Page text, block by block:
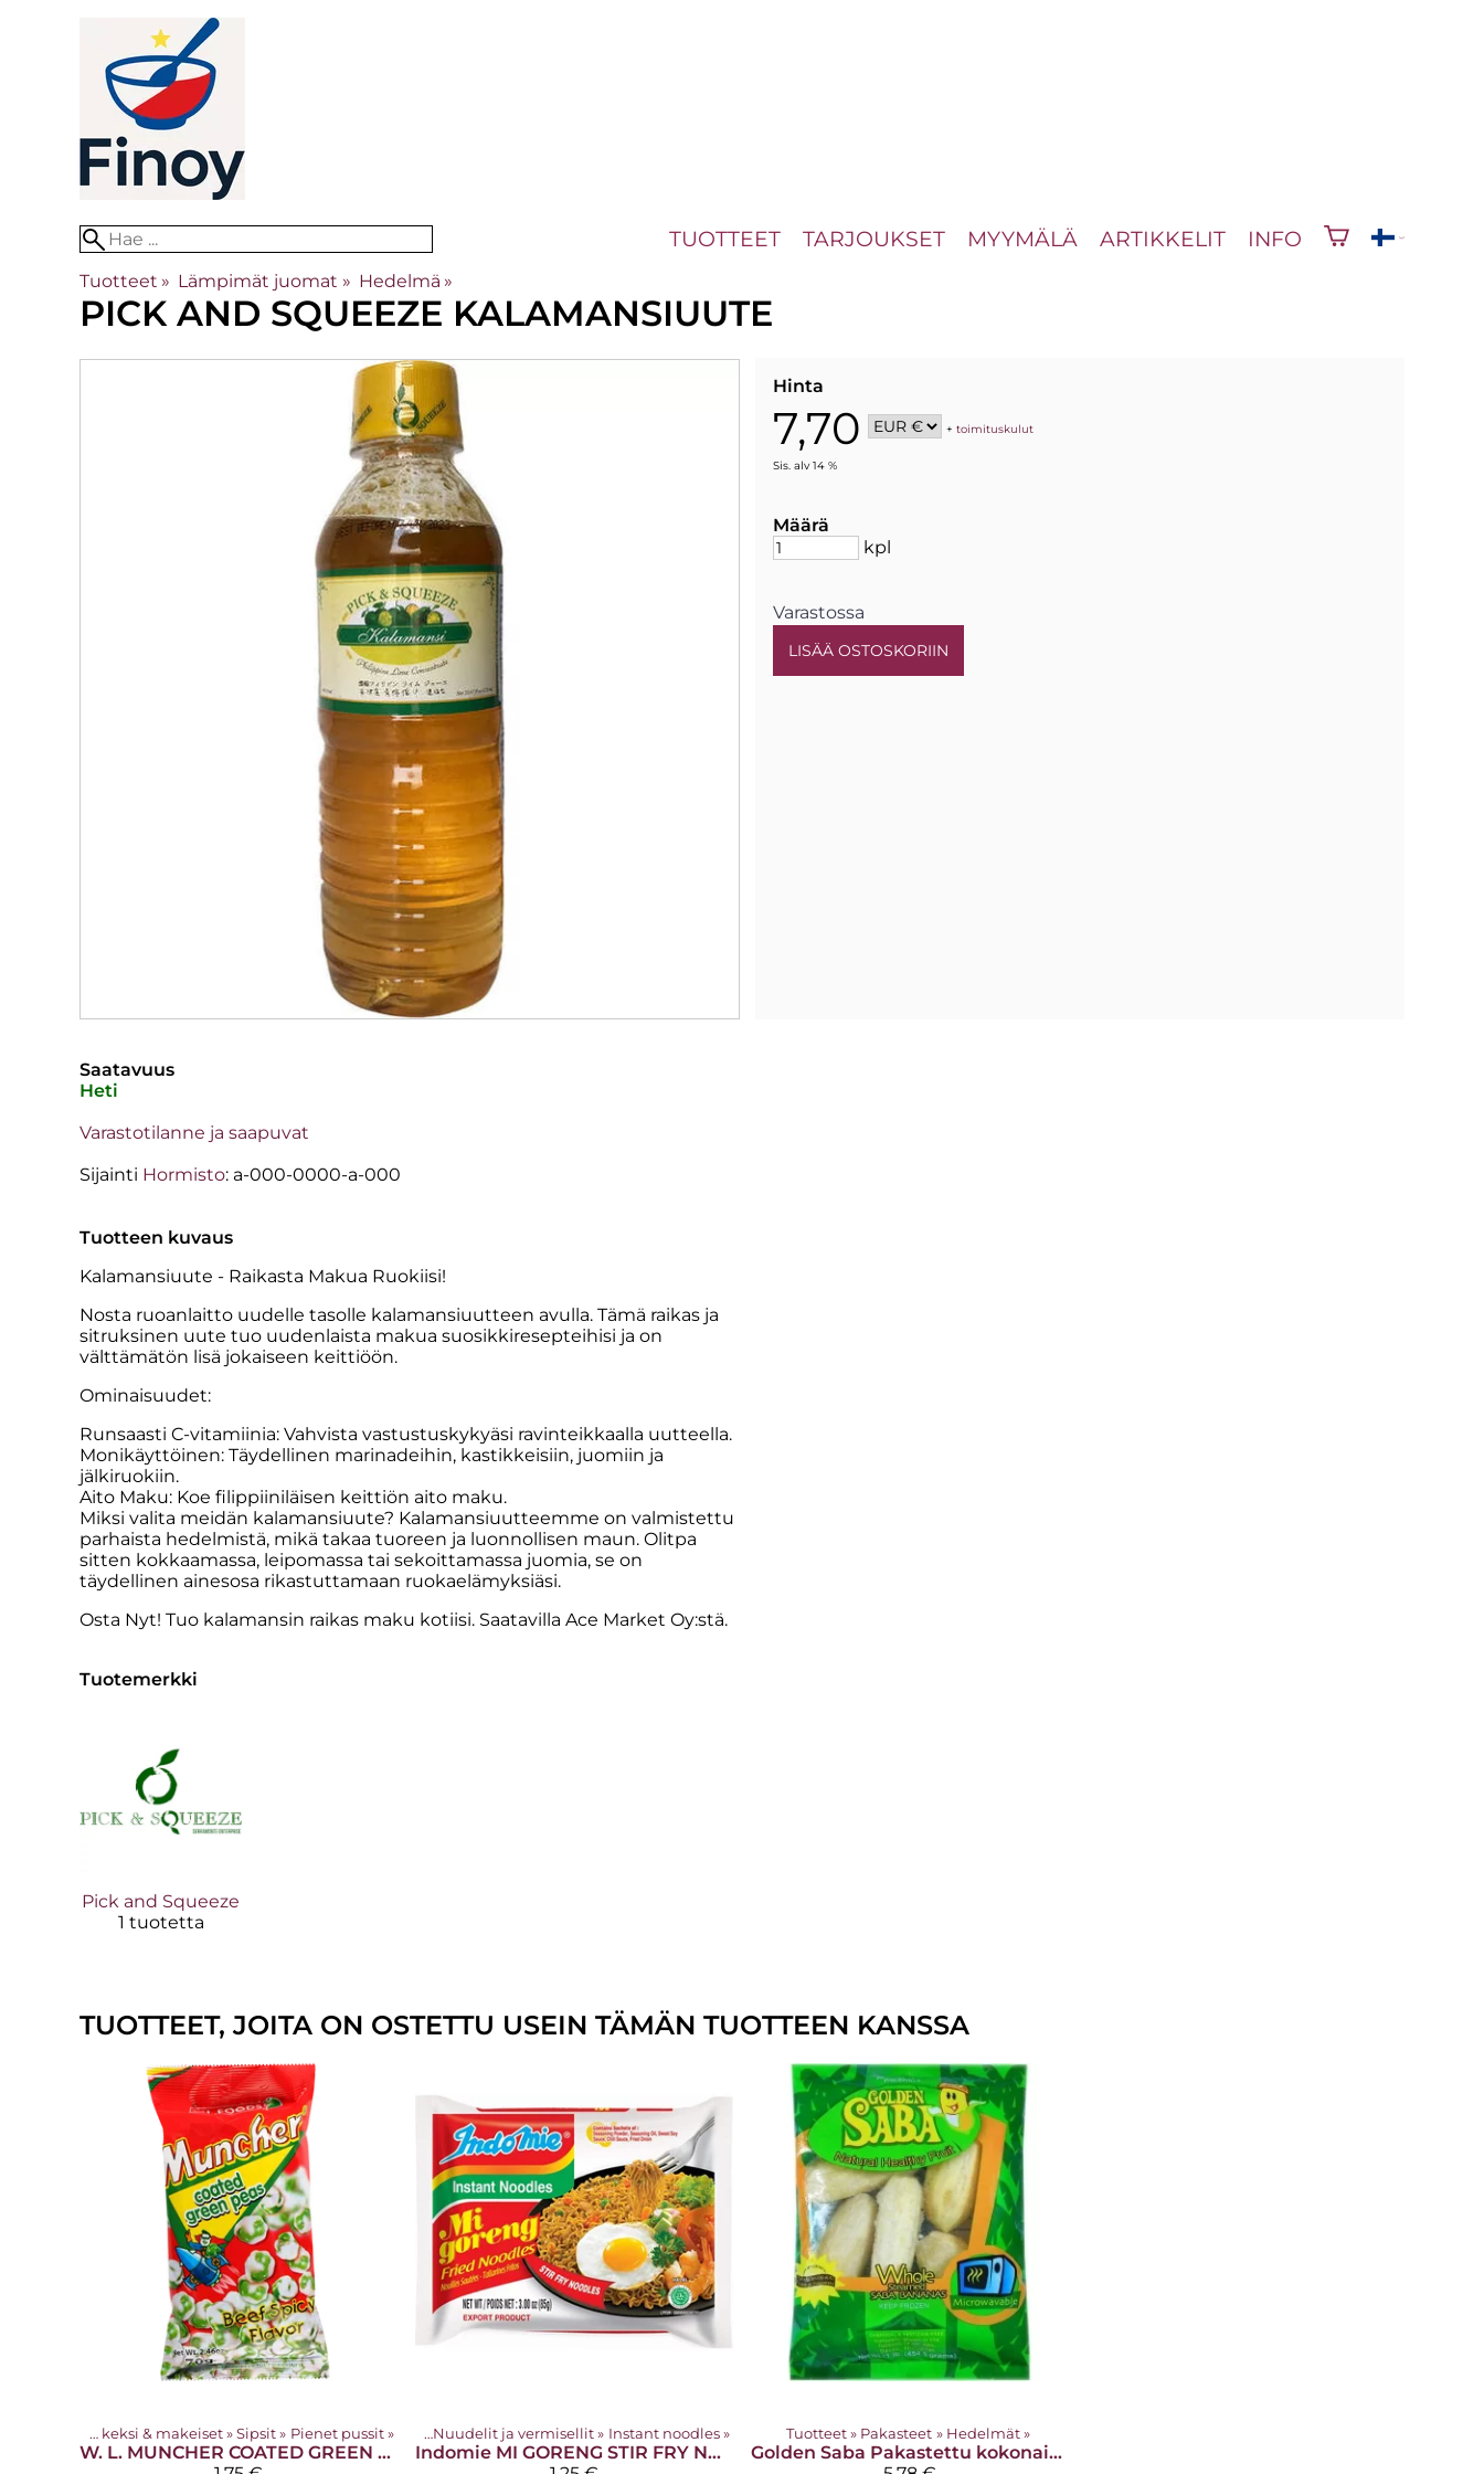
TUOTTEET TARJOUKSET MYYMÄLÄ ARTIKKELIT INFO
Tuotteet ‪» Lämpimät juomat ‪» Hedelmä ‪»
PICK AND SQUEEZE KALAMANSIUUTE
Hinta
7,70 +toimituskulut
Sis. alv 14 %
Määrä
kpl
Varastossa
Saatavuus
Heti
Varastotilanne ja saapuvat
Sijainti Hormisto: a-000-0000-a-000
Tuotteen kuvaus
Kalamansiuute - Raikasta Makua Ruokiisi!
Nosta ruoanlaitto uudelle tasolle kalamansiuutteen avulla. Tämä raikas ja
sitruksinen uute tuo uudenlaista makua suosikkiresepteihisi ja on
välttämätön lisä jokaiseen keittiöön.
Ominaisuudet:
Runsaasti C-vitamiinia: Vahvista vastustuskykyäsi ravinteikkaalla uutteella.
Monikäyttöinen: Täydellinen marinadeihin, kastikkeisiin, juomiin ja
jälkiruokiin.
Aito Maku: Koe filippiiniläisen keittiön aito maku.
Miksi valita meidän kalamansiuute? Kalamansiuutteemme on valmistettu
parhaista hedelmistä, mikä takaa tuoreen ja luonnollisen maun. Olitpa
sitten kokkaamassa, leipomassa tai sekoittamassa juomia, se on
täydellinen ainesosa rikastuttamaan ruokaelämyksiäsi.
Osta Nyt! Tuo kalamansin raikas maku kotiisi. Saatavilla Ace Market Oy:stä.
Tuotemerkki
Pick and Squeeze
1 tuotetta
TUOTTEET, JOITA ON OSTETTU USEIN TÄMÄN TUOTTEEN KANSSA
Sipsit & keksi & makeiset‪» Sipsit ‪» Pienet pussit ‪»
W. L.
MUNCHER COATED GREEN PEAS (BEEF SPICY FLAVOR) 70G
Tuotteet ‪» Nuudelit ja vermisellit ‪» Instant noodles ‪»
Indomie
MI GORENG STIR FRY NOODLES 80g
Tuotteet‪» Pakasteet ‪» Hedelmät ‪»
Golden Saba
Pakastettu kokonainen höyrytetty banaani (Saba) 454.5g